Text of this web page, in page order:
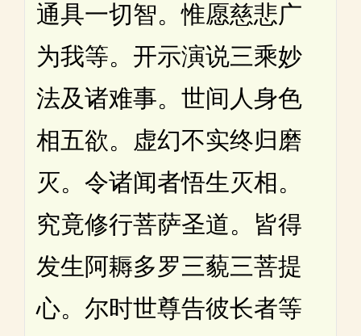
通具一切智。惟愿慈悲广
为我等。开示演说三乘妙
法及诸难事。世间人身色
相五欲。虚幻不实终归磨
灭。令诸闻者悟生灭相。
究竟修行菩萨圣道。皆得
发生阿耨多罗三藐三菩提
心。尔时世尊告彼长者等